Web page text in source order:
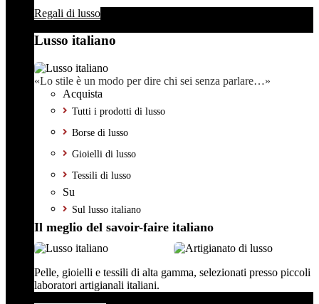
Regali di lusso
Lusso italiano
«Lo stile è un modo per dire chi sei senza parlare…»
Acquista
Tutti i prodotti di lusso
Borse di lusso
Gioielli di lusso
Tessili di lusso
Su
Sul lusso italiano
Il meglio del savoir-faire italiano
Pelle, gioielli e tessili di alta gamma, selezionati presso piccoli
laboratori artigianali italiani.